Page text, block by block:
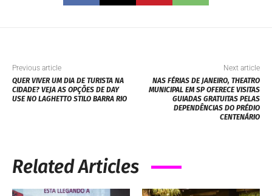
Previous article
QUER VIVER UM DIA DE TURISTA NA
CIDADE? VEJA AS OPÇÕES DE DAY
USE NO LAGHETTO STILO BARRA RIO
Next article
NAS FÉRIAS DE JANEIRO, THEATRO
MUNICIPAL EM SP OFERECE VISITAS
GUIADAS GRATUITAS PELAS
DEPENDÊNCIAS DO PRÉDIO
CENTENÁRIO
Related Articles